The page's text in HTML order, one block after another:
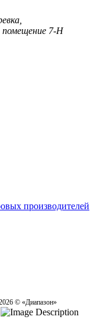
помещение 7-Н
производителей
© «Диапазон»